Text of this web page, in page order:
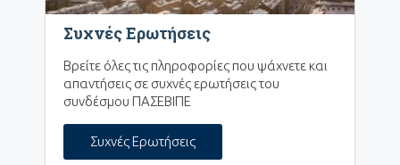
Συχνές Ερωτήσεις
Βρείτε όλες τις πληροφορίες που ψάχνετε και
απαντήσεις σε συχνές ερωτήσεις του
συνδέσμου ΠΑΣΕΒΙΠΕ
Συχνές Ερωτήσεις